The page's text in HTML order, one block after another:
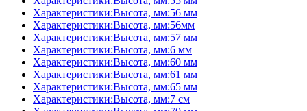
Характеристики:Высота, мм:56 мм
Характеристики:Высота, мм:56мм
Характеристики:Высота, мм:57 мм
Характеристики:Высота, мм:6 мм
Характеристики:Высота, мм:60 мм
Характеристики:Высота, мм:61 мм
Характеристики:Высота, мм:65 мм
Характеристики:Высота, мм:7 см